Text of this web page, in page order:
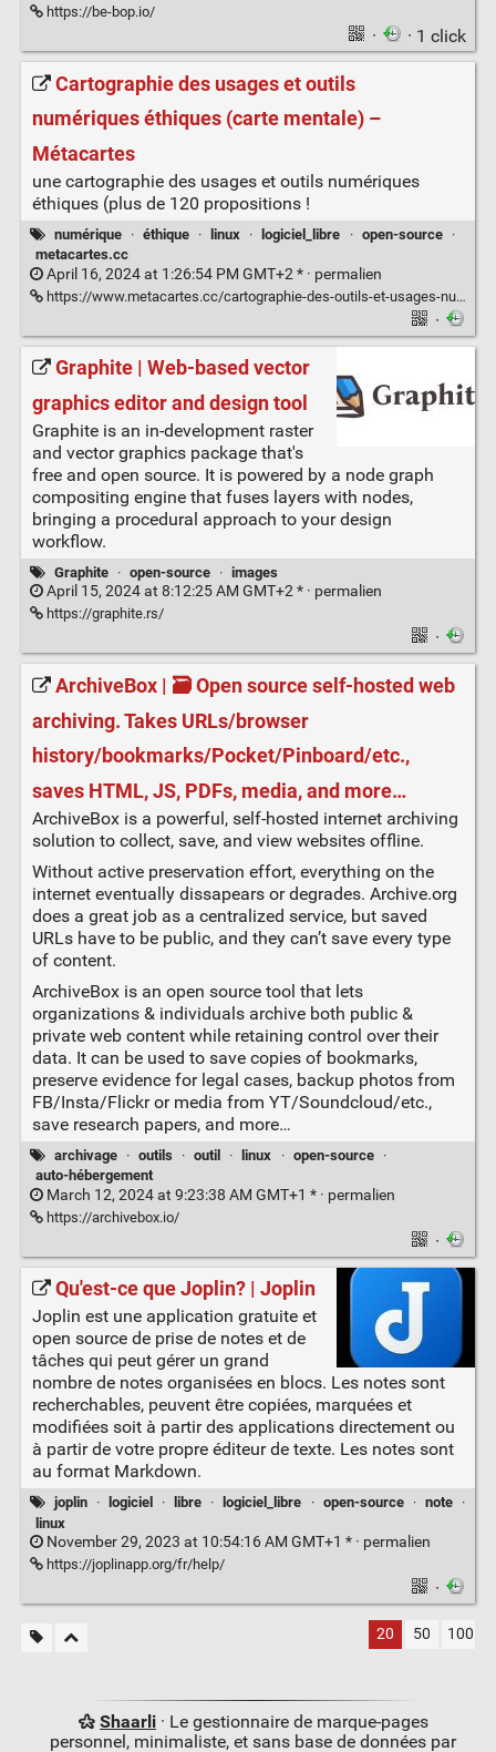
https://be-bop.io/
· · 1 click
Cartographie des usages et outils
numériques éthiques (carte mentale) –
Métacartes
une cartographie des usages et outils numériques
éthiques (plus de 120 propositions !
numérique · éthique · linux · logiciel_libre · open-source
·
metacartes.cc
April 16, 2024 at 1:26:54 PM GMT+2 * · permalien
https://www.metacartes.cc/cartographie-des-outils-et-usages-numeriques-ethiques-carte-mentale/
·
Graphite | Web-based vector
graphics editor and design tool
Graphite is an in-development raster
and vector graphics package that's
free and open source. It is powered by a node graph
compositing engine that fuses layers with nodes,
bringing a procedural approach to your design
workflow.
Graphite · open-source · images
April 15, 2024 at 8:12:25 AM GMT+2 * · permalien
https://graphite.rs/
·
ArchiveBox | 🗃 Open source self-hosted web
archiving. Takes URLs/browser
history/bookmarks/Pocket/Pinboard/etc.,
saves HTML, JS, PDFs, media, and more…
ArchiveBox is a powerful, self-hosted internet archiving
solution to collect, save, and view websites offline.
Without active preservation effort, everything on the
internet eventually dissapears or degrades. Archive.org
does a great job as a centralized service, but saved
URLs have to be public, and they can’t save every type
of content.
ArchiveBox is an open source tool that lets
organizations & individuals archive both public &
private web content while retaining control over their
data. It can be used to save copies of bookmarks,
preserve evidence for legal cases, backup photos from
FB/Insta/Flickr or media from YT/Soundcloud/etc.,
save research papers, and more…
archivage · outils · outil · linux · open-source
·
auto-hébergement
March 12, 2024 at 9:23:38 AM GMT+1 * · permalien
https://archivebox.io/
·
Qu'est-ce que Joplin? | Joplin
Joplin est une application gratuite et
open source de prise de notes et de
tâches qui peut gérer un grand
nombre de notes organisées en blocs. Les notes sont
recherchables, peuvent être copiées, marquées et
modifiées soit à partir des applications directement ou
à partir de votre propre éditeur de texte. Les notes sont
au format Markdown.
joplin · logiciel · libre · logiciel_libre · open-source · note
·
linux
November 29, 2023 at 10:54:16 AM GMT+1 * · permalien
https://joplinapp.org/fr/help/
·
20 50 100
Shaarli· Le gestionnaire de marque-pages
personnel, minimaliste, et sans base de données par